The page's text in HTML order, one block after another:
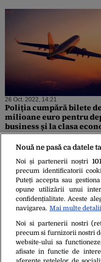
26 Oct. 2022, 14:21
Poliția cumpără bilete
milioane euro pentru
business și la clasa
legii vor călători în 157
lumii, de la Tenerife și
29 Iul. 2022, 21:04
Un mafiot român
pentru organizarea
predat autorităților
Nouă ne pasă ca datele
Noi și partenerii noștri
precum identificatorii
Puteți accepta sau
opune utilizării unui
confidențialitate. Aceste
navigarea. Mai multe detalii
Noi si partenerii nostri
precum si furnizorii nostri
website-ului sa
afisate in functie de